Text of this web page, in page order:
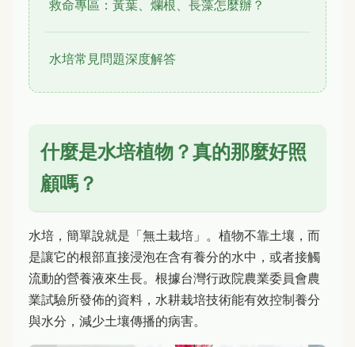
救命專區：黃葉、爛根、長藻怎麼辦？
水培常見問題深度解答
什麼是水培植物？真的那麼好照
顧嗎？
水培，簡單說就是「無土栽培」。植物不靠土壤，而
是讓它的根部直接浸泡在含有養分的水中，或者接觸
流動的營養液來生長。根據台灣行政院農業委員會農
業試驗所發佈的資料，水耕栽培技術能有效控制養分
與水分，減少土壤傳播的病害。